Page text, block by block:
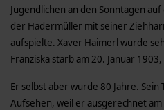
Jugendlichen an den Sonntagen
der Hadermüller mit seiner
aufspielte. Xaver Haimerl wurde
Franziska starb am 20. Januar
Er selbst aber wurde 80 Jahre.
Aufsehen, weil er ausgerechnet